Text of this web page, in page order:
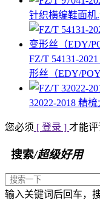
针织横编鞋面机
FZ/T 54131-
形丝（EDY/
32022-2018 精
您必须 [ 登录 ] 才能评
搜索/超级好用
输入关键词后回车，